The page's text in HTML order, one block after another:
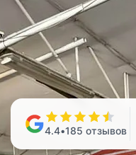
4.4•185 отзывов